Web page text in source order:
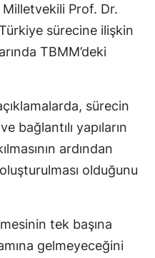
Prof. Dr.
sürecine ilişkin
TBMM’deki
sürecin
bağlantılı yapıların
ardından
olduğunu
tek başına
gelmeyeceğini